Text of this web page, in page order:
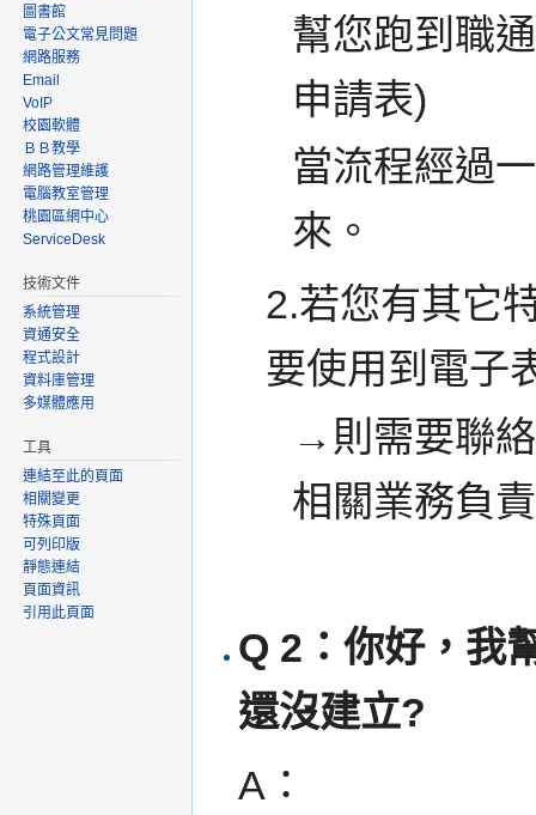
幫您跑到職
申請表)
當流程經過
來。
2.若您有其它
要使用到電子
→則需要聯
相關業務負
Q 2：你好，我
還沒建立?
A：
圖書館
電子公文常見問題
網路服務
Email
VoIP
校園軟體
ＢＢ教學
網路管理維護
電腦教室管理
桃園區網中心
ServiceDesk
技術文件
系統管理
資通安全
程式設計
資料庫管理
多媒體應用
工具
連結至此的頁面
相關變更
特殊頁面
可列印版
靜態連結
頁面資訊
引用此頁面